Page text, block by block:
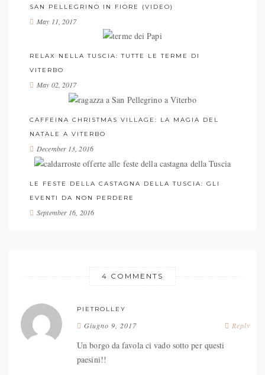
SAN PELLEGRINO IN FIORE (VIDEO)
May 11, 2017
RELAX NELLA TUSCIA: TUTTE LE TERME DI
VITERBO
May 02, 2017
CAFFEINA CHRISTMAS VILLAGE: LA MAGIA DEL
NATALE A VITERBO
December 13, 2016
LE FESTE DELLA CASTAGNA DELLA TUSCIA: GLI
EVENTI DA NON PERDERE
September 16, 2016
4 COMMENTS
PIETROLLEY
Reply
Giugno 9, 2017
Un borgo da favola ci vado sotto per questi
paesini!!